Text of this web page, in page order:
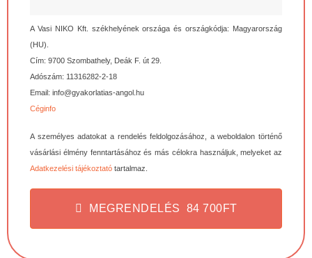
A Vasi NIKO Kft. székhelyének országa és országkódja: Magyarország
(HU).
Cím: 9700 Szombathely, Deák F. út 29.
Adószám: 11316282-2-18
Email: info@gyakorlatias-angol.hu
Céginfo
A személyes adatokat a rendelés feldolgozásához, a weboldalon történő
vásárlási élmény fenntartásához és más célokra használjuk, melyeket az
Adatkezelési tájékoztató tartalmaz.
MEGRENDELÉS 84 700FT